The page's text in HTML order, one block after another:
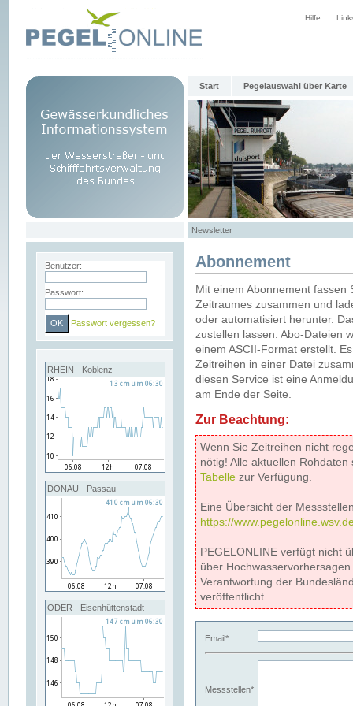
Hilfe
Start Pegelauswahl über Karte
Newsletter
Benutzer:
Passwort:
Passwort vergessen?
RHEIN - Koblenz
DONAU - Passau
ODER - Eisenhüttenstadt
Abonnement
Mit einem Abonnement
Zeitraumes zusammen und
oder automatisiert herunter.
zustellen lassen. Abo-Dateien
einem ASCII-Format erstellt.
Zeitreihen in einer Datei
diesen Service ist eine
am Ende der Seite.
Zur Beachtung:
Wenn Sie Zeitreihen nicht
nötig! Alle aktuellen
Tabelle zur Verfügung.
Eine Übersicht der
https://
PEGELONLINE verfügt nicht
über
Verantwortung der
veröffentlicht.
Email*
Messstellen*